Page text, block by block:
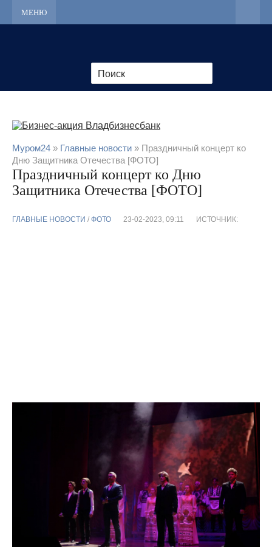
МЕНЮ
Муром24 » Главные новости » Праздничный концерт ко
Дню Защитника Отечества [ФОТО]
Праздничный концерт ко Дню
Защитника Отечества [ФОТО]
ГЛАВНЫЕ НОВОСТИ / ФОТО 23-02-2023, 09:11 ИСТОЧНИК: